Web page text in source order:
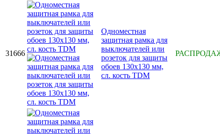
31666
Одноместная
защитная рамка для
выключателей или
розеток для защиты
обоев 130х130 мм,
сл. кость TDM